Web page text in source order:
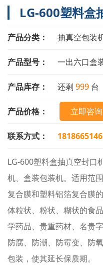
LG-600塑料盒
产品分类： 抽真空包装
产品型号： 一出六口盒
产品库存： 还剩 999 台
产品价格： 立即咨询
联系方式：
LG-600塑料盒抽真空封口
机、盒装包装机。适用范
复合膜和塑料铝箔复合膜
体粒状、粉状、糊状的食
学药品、贵重药材、名贵
防腐、防潮、防霉变、防
包装，使其延长保质期。